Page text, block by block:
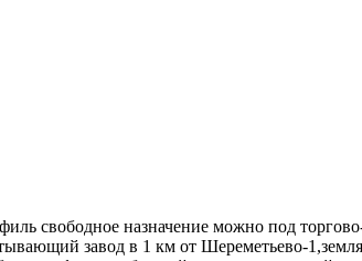
свободное назначение можно под
завод в 1 км от Шереметьево-